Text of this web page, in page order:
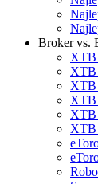
Broker vs.
XTB
XTB
XTB
XTB
XTB
XTB